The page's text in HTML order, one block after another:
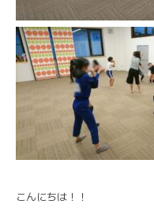
こんにちは！！